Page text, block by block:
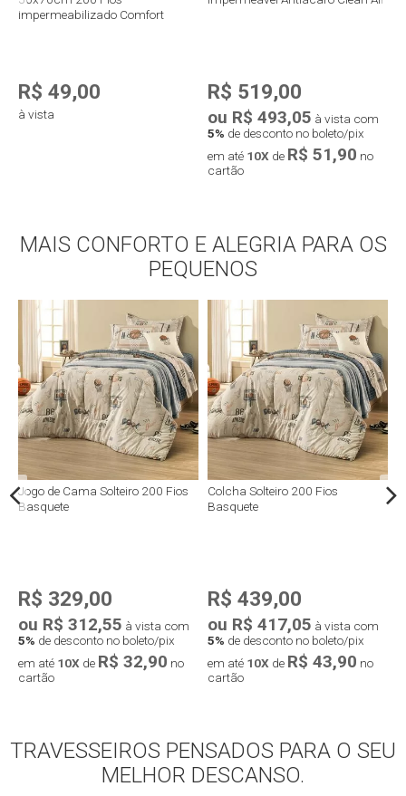
Impermeabilizado Comfort
R$ 49,00
à vista
R$ 519,00
ou R$ 493,05 à vista com
5% de desconto no boleto/pix
em até 10X de R$ 51,90 no
cartão
Compra rápida
MAIS CONFORTO E ALEGRIA PARA OS
PEQUENOS
Jogo de Cama Solteiro 200 Fios
Basquete
R$ 329,00
ou R$ 312,55 à vista com
5% de desconto no boleto/pix
em até 10X de R$ 32,90 no
cartão
Compra rápida
Colcha Solteiro 200 Fios
Basquete
R$ 439,00
ou R$ 417,05 à vista com
5% de desconto no boleto/pix
em até 10X de R$ 43,90 no
cartão
Compra rápida
TRAVESSEIROS PENSADOS PARA O SEU
MELHOR DESCANSO.